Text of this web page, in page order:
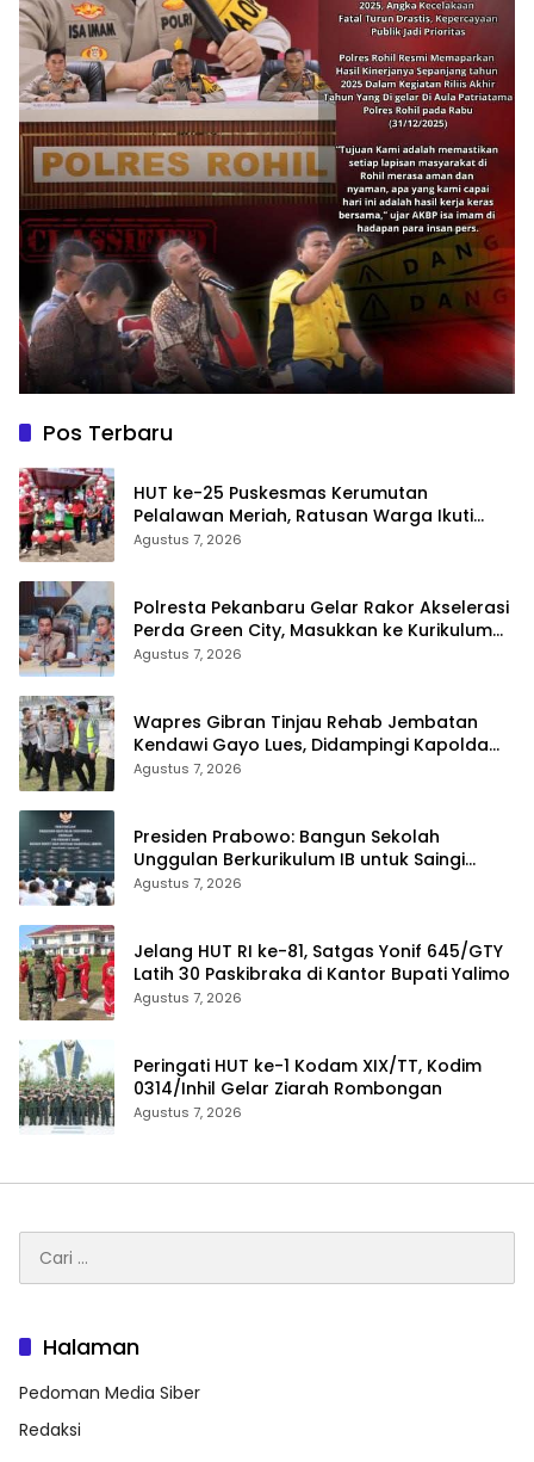
Pos Terbaru
HUT ke-25 Puskesmas Kerumutan
Pelalawan Meriah, Ratusan Warga Ikuti
Jalan Santai dan Cek Kesehatan Gratis
Agustus 7, 2026
Polresta Pekanbaru Gelar Rakor Akselerasi
Perda Green City, Masukkan ke Kurikulum
Sekolah
Agustus 7, 2026
Wapres Gibran Tinjau Rehab Jembatan
Kendawi Gayo Lues, Didampingi Kapolda
Aceh
Agustus 7, 2026
Presiden Prabowo: Bangun Sekolah
Unggulan Berkurikulum IB untuk Saingi
Dunia
Agustus 7, 2026
Jelang HUT RI ke-81, Satgas Yonif 645/GTY
Latih 30 Paskibraka di Kantor Bupati Yalimo
Agustus 7, 2026
Peringati HUT ke-1 Kodam XIX/TT, Kodim
0314/Inhil Gelar Ziarah Rombongan
Agustus 7, 2026
untuk:
Halaman
Pedoman Media Siber
Redaksi